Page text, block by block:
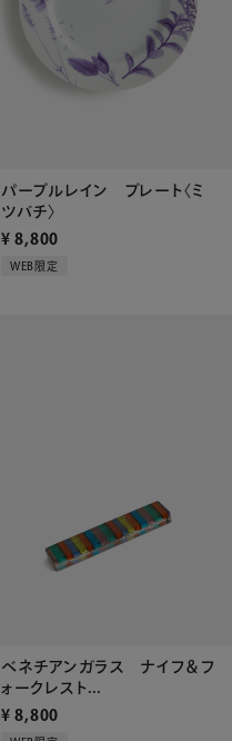
パープルレイン プレート〈ミ
ツバチ〉
¥ 8,800
WEB限定
ベネチアンガラス ナイフ＆フ
ォークレスト...
¥ 8,800